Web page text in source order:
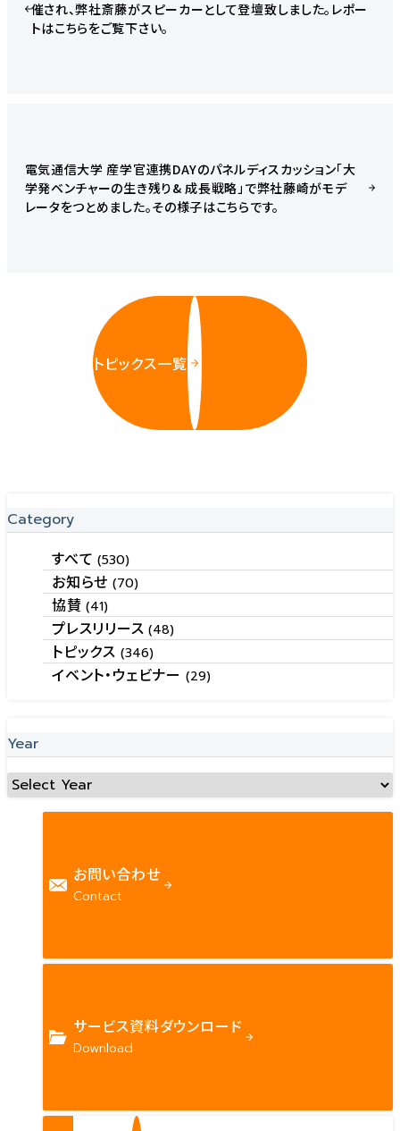
催され、弊社斎藤がスピーカーとして登壇致しました。レポー
トはこちらをご覧下さい。
電気通信大学 産学官連携DAYのパネルディスカッション「大
学発ベンチャーの生き残り& 成長戦略」で弊社藤崎がモデ
レータをつとめました。その様子はこちらです。
トピックス一覧
Category
すべて(530)
お知らせ (70)
協賛(41)
プレスリリース(48)
トピックス (346)
イベント・ウェビナー (29)
Year
お問い合わせ
Contact
サービス資料ダウンロード
Download